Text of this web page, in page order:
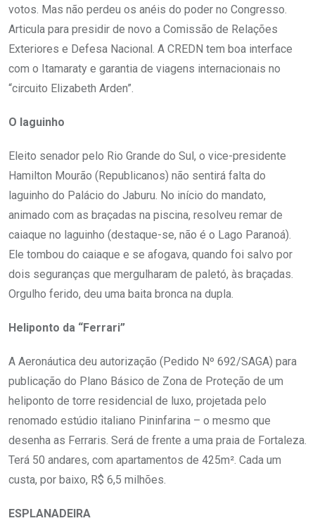
votos. Mas não perdeu os anéis do poder no Congresso.
Articula para presidir de novo a Comissão de Relações
Exteriores e Defesa Nacional. A CREDN tem boa interface
com o Itamaraty e garantia de viagens internacionais no
“circuito Elizabeth Arden”.
O laguinho
Eleito senador pelo Rio Grande do Sul, o vice-presidente
Hamilton Mourão (Republicanos) não sentirá falta do
laguinho do Palácio do Jaburu. No início do mandato,
animado com as braçadas na piscina, resolveu remar de
caiaque no laguinho (destaque-se, não é o Lago Paranoá).
Ele tombou do caiaque e se afogava, quando foi salvo por
dois seguranças que mergulharam de paletó, às braçadas.
Orgulho ferido, deu uma baita bronca na dupla.
Heliponto da “Ferrari”
A Aeronáutica deu autorização (Pedido Nº 692/SAGA) para
publicação do Plano Básico de Zona de Proteção de um
heliponto de torre residencial de luxo, projetada pelo
renomado estúdio italiano Pininfarina – o mesmo que
desenha as Ferraris. Será de frente a uma praia de Fortaleza.
Terá 50 andares, com apartamentos de 425m². Cada um
custa, por baixo, R$ 6,5 milhões.
ESPLANADEIRA